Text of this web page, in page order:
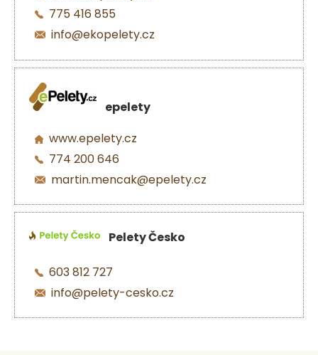
775 416 855
info@ekopelety.cz
epelety
www.epelety.cz
774 200 646
martin.mencak@epelety.cz
Pelety Česko
603 812 727
info@pelety-cesko.cz